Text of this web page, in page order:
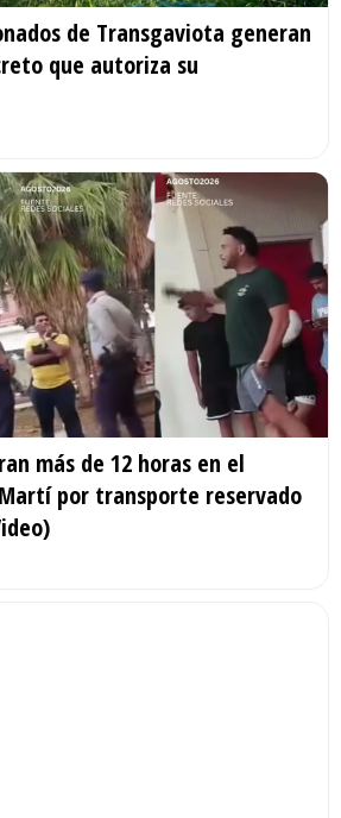
de Transgaviota generan
que autoriza su
más de 12 horas en el
por transporte reservado